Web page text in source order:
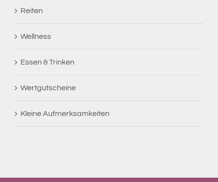
Reiten
Wellness
Essen & Trinken
Wertgutscheine
Kleine Aufmerksamkeiten